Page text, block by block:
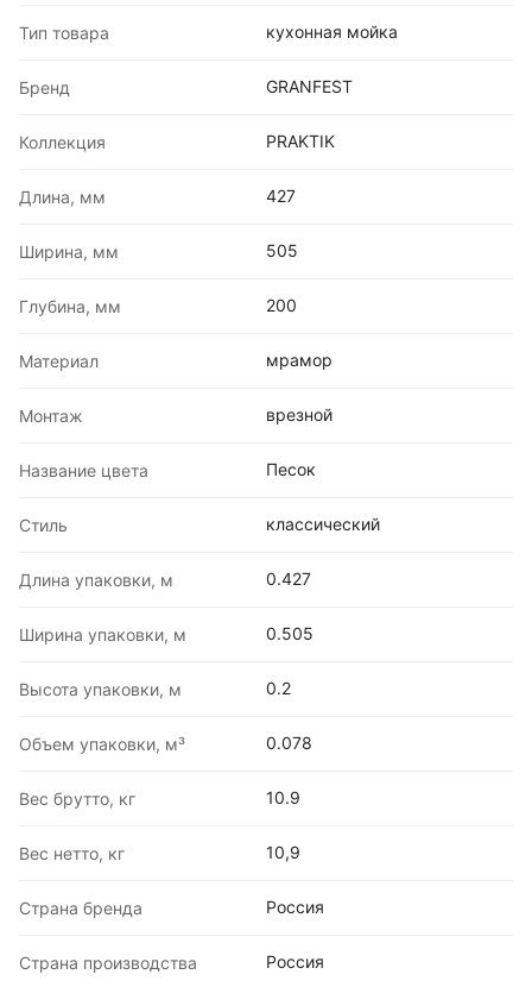
Тип товара кухонная мойка
Бренд GRANFEST
Коллекция PRAKTIK
Длина, мм 427
Ширина, мм 505
Глубина, мм 200
Материал мрамор
Монтаж врезной
Название цвета Песок
Стиль классический
Длина упаковки, м 0.427
Ширина упаковки, м 0.505
Высота упаковки, м 0.2
Объем упаковки, м³ 0.078
Вес брутто, кг 10.9
Вес нетто, кг 10,9
Страна бренда Россия
Страна производства Россия